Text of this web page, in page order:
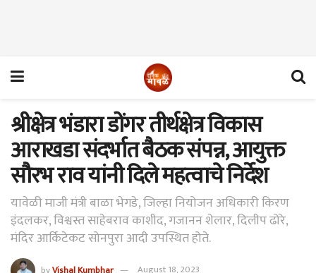
श्रीक्षेत्र भंडारा डोंगर तीर्थक्षेत्र विकास
आराखडा संदर्भात बैठक संपन्न, आयुक्त
सौरभ राव यांनी दिले महत्वाचे निर्देश
यावेळी माजी मंत्री बाळा भेगडे, जिल्हा नियोजन अधिकारी किरण
इंदलकर, विश्वस्त साहेबराव काशीद, गजानन शेलार, दिलीप ढोरे,
मंदिर आर्किटेकट सोनपुरा आदी उपस्थित होते.
byVishal Kumbhar August 18, 2023